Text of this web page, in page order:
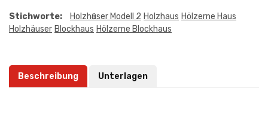
Stichworte: Holzhӓuser Modell 2 Holzhaus Hölzerne Haus
Holzhäuser Blockhaus Hölzerne Blockhaus
Beschreibung Unterlagen